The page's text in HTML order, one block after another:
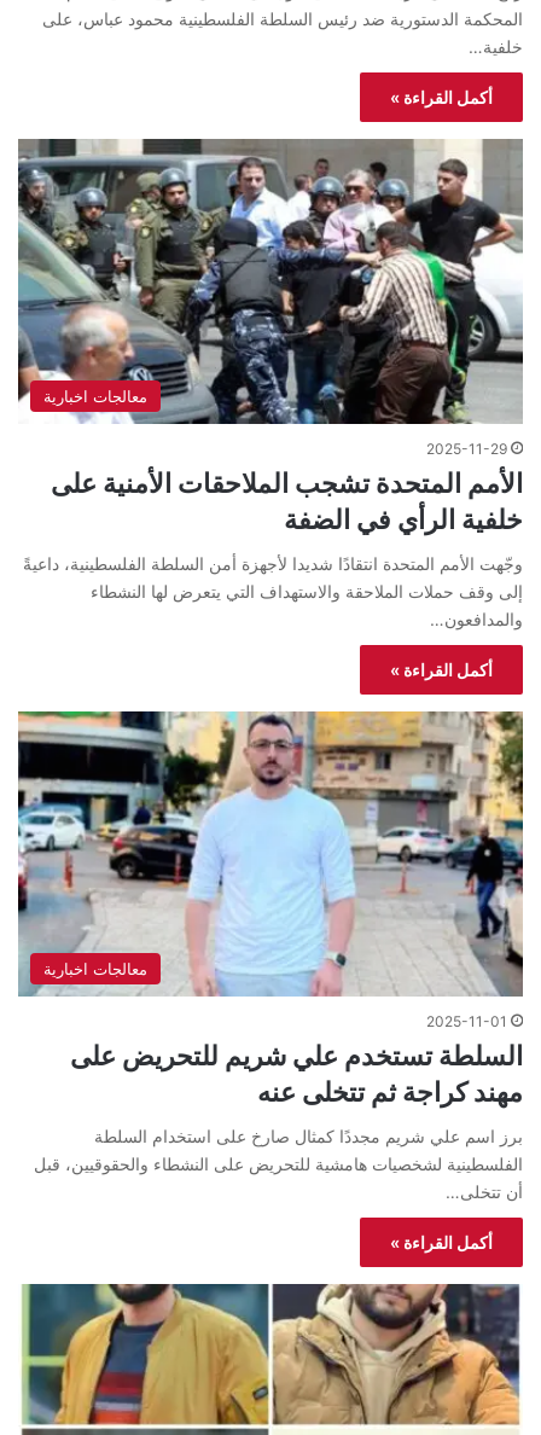
المحكمة الدستورية ضد رئيس السلطة الفلسطينية محمود عباس، على
خلفية…
أكمل القراءة »
معالجات اخبارية
2025-11-29
الأمم المتحدة تشجب الملاحقات الأمنية على
خلفية الرأي في الضفة
وجّهت الأمم المتحدة انتقادًا شديدا لأجهزة أمن السلطة الفلسطينية، داعيةً
إلى وقف حملات الملاحقة والاستهداف التي يتعرض لها النشطاء
والمدافعون…
أكمل القراءة »
معالجات اخبارية
2025-11-01
السلطة تستخدم علي شريم للتحريض على
مهند كراجة ثم تتخلى عنه
برز اسم علي شريم مجددًا كمثال صارخ على استخدام السلطة
الفلسطينية لشخصيات هامشية للتحريض على النشطاء والحقوقيين، قبل
أن تتخلى…
أكمل القراءة »